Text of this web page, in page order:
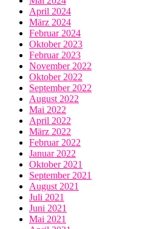
April 2024
März 2024
Februar 2024
Oktober 2023
Februar 2023
November 2022
Oktober 2022
September 2022
August 2022
Mai 2022
April 2022
März 2022
Februar 2022
Januar 2022
Oktober 2021
September 2021
August 2021
Juli 2021
Juni 2021
Mai 2021